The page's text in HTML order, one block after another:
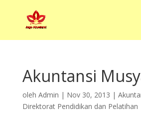
Akuntansi
oleh Admin | Nov 30, 2013 |
Direktorat Pendidikan dan Pelatihan